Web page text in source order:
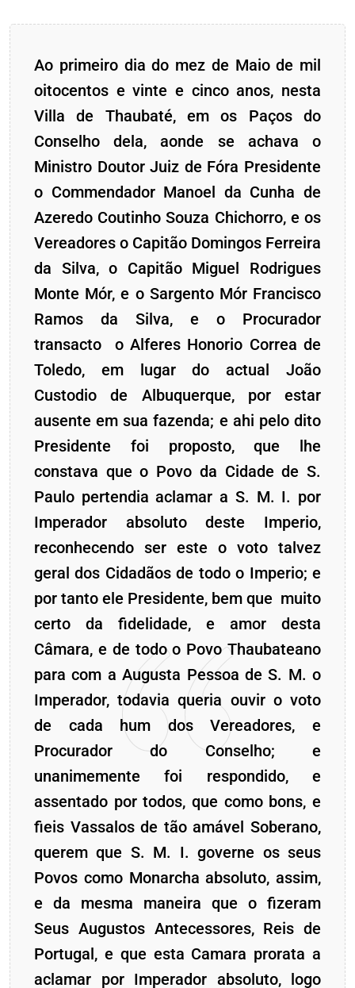
Ao primeiro dia do mez de Maio de mil
oitocentos e vinte e cinco anos, nesta
Villa de Thaubaté, em os Paços do
Conselho dela, aonde se achava o
Ministro Doutor Juiz de Fóra Presidente
o Commendador Manoel da Cunha de
Azeredo Coutinho Souza Chichorro, e os
Vereadores o Capitão Domingos Ferreira
da Silva, o Capitão Miguel Rodrigues
Monte Mór, e o Sargento Mór Francisco
Ramos da Silva, e o Procurador
transacto o Alferes Honorio Correa de
Toledo, em lugar do actual João
Custodio de Albuquerque, por estar
ausente em sua fazenda; e ahi pelo dito
Presidente foi proposto, que lhe
constava que o Povo da Cidade de S.
Paulo pertendia aclamar a S. M. I. por
Imperador absoluto deste Imperio,
reconhecendo ser este o voto talvez
geral dos Cidadãos de todo o Imperio; e
por tanto ele Presidente, bem que muito
certo da fidelidade, e amor desta
Câmara, e de todo o Povo Thaubateano
para com a Augusta Pessoa de S. M. o
Imperador, todavia queria ouvir o voto
de cada hum dos Vereadores, e
Procurador do Conselho; e
unanimemente foi respondido, e
assentado por todos, que como bons, e
fieis Vassalos de tão amável Soberano,
querem que S. M. I. governe os seus
Povos como Monarcha absoluto, assim,
e da mesma maneira que o fizeram
Seus Augustos Antecessores, Reis de
Portugal, e que esta Camara prorata a
aclamar por Imperador absoluto, logo